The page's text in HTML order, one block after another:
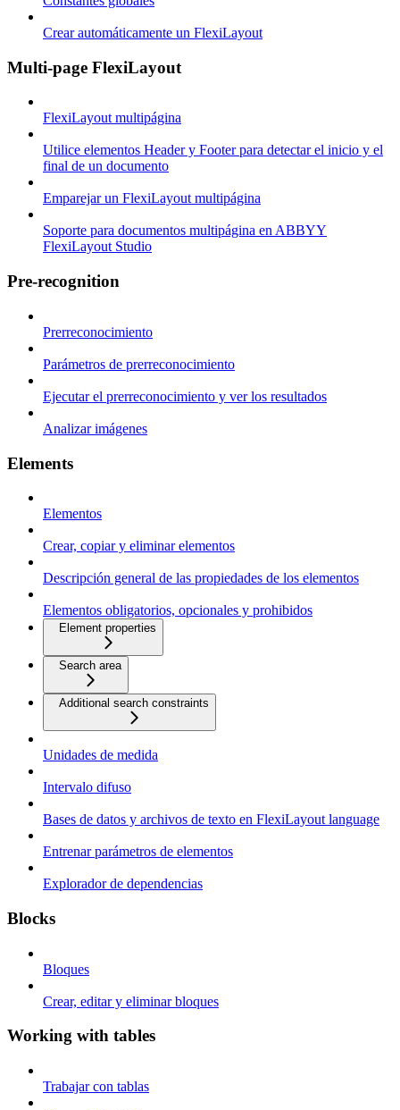
Crear automáticamente un FlexiLayout
Multi-page FlexiLayout
FlexiLayout multipágina
Utilice elementos Header y Footer para detectar el inicio y el
final de un documento
Emparejar un FlexiLayout multipágina
Soporte para documentos multipágina en ABBYY
FlexiLayout Studio
Pre-recognition
Prerreconocimiento
Parámetros de prerreconocimiento
Ejecutar el prerreconocimiento y ver los resultados
Analizar imágenes
Elements
Elementos
Crear, copiar y eliminar elementos
Descripción general de las propiedades de los elementos
Elementos obligatorios, opcionales y prohibidos
Element properties
Search area
Additional search constraints
Unidades de medida
Intervalo difuso
Bases de datos y archivos de texto en FlexiLayout language
Entrenar parámetros de elementos
Explorador de dependencias
Blocks
Bloques
Crear, editar y eliminar bloques
Working with tables
Trabajar con tablas